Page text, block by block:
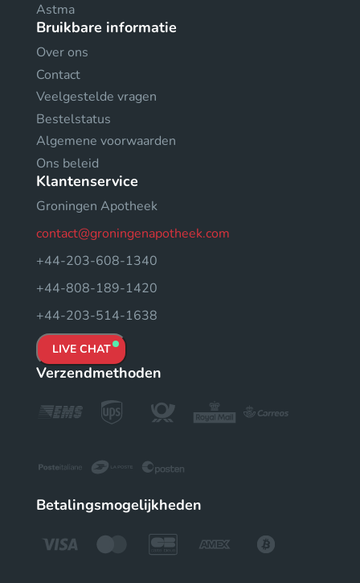
Astma
Bruikbare informatie
Over ons
Contact
Veelgestelde vragen
Bestelstatus
Algemene voorwaarden
Ons beleid
Klantenservice
Groningen Apotheek
contact@groningenapotheek.com
+44-203-608-1340
+44-808-189-1420
+44-203-514-1638
LIVE CHAT
Verzendmethoden
Betalingsmogelijkheden